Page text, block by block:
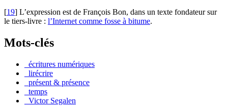
[19] L’expression est de François Bon, dans un texte fondateur sur
le tiers-livre : l’Internet comme fosse à bitume.
Mots-clés
_écritures numériques
_lirécrire
_présent & présence
_temps
_Victor Segalen